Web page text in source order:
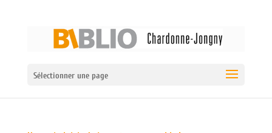
Sélectionner une page